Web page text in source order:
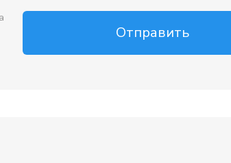
Отправить